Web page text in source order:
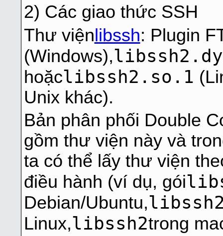
2) Các giao thức SSH
Thư viện libssh: Plugin
(Windows),
hoặclibssh2.so.1
Unix khác).
Bản phân phối Double
gồm thư viện này và
ta có thể lấy thư viện
điều hành (ví dụ, gói
Debian/Ubuntu,
Linux,libssh2trong